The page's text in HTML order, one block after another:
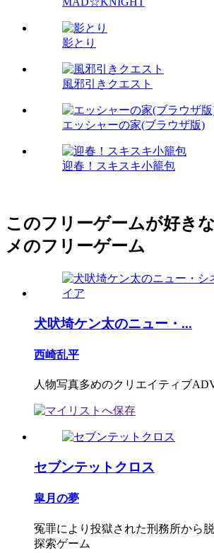
影とり
風邪引きクエスト
エッシャーの家(ブラウザ版)
迎春！スキスキ小籠包
このフリーゲームが好き
メのフリーゲーム
犬吠埼ケン太のニュー・...
西崎乱平
人物写真多めのクリエイティブ
セブンテットクロス
皐月の夢
冤罪により投獄された刑務所から
探索ゲーム